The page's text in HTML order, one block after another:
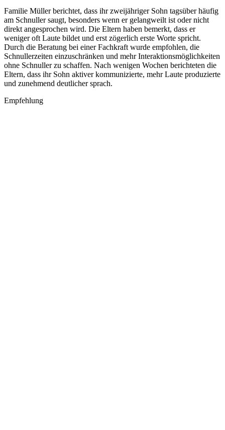
Familie Müller berichtet, dass ihr zweijähriger Sohn tagsüber häufig
am Schnuller saugt, besonders wenn er gelangweilt ist oder nicht
direkt angesprochen wird. Die Eltern haben bemerkt, dass er
weniger oft Laute bildet und erst zögerlich erste Worte spricht.
Durch die Beratung bei einer Fachkraft wurde empfohlen, die
Schnullerzeiten einzuschränken und mehr Interaktionsmöglichkeiten
ohne Schnuller zu schaffen. Nach wenigen Wochen berichteten die
Eltern, dass ihr Sohn aktiver kommunizierte, mehr Laute produzierte
und zunehmend deutlicher sprach.
Empfehlung